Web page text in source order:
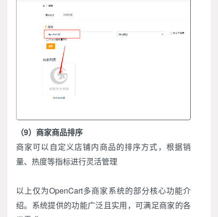
（9）商家商品排序
商家可以自定义店铺内商品的排序方式，根据销
量、热度等指标进行灵活管理
以上仅为OpenCart多商家系统的部分核心功能介
绍。系统提供的功能广泛且实用，可满足商家的各